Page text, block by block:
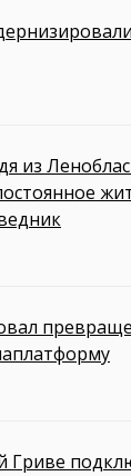
из
Гриве